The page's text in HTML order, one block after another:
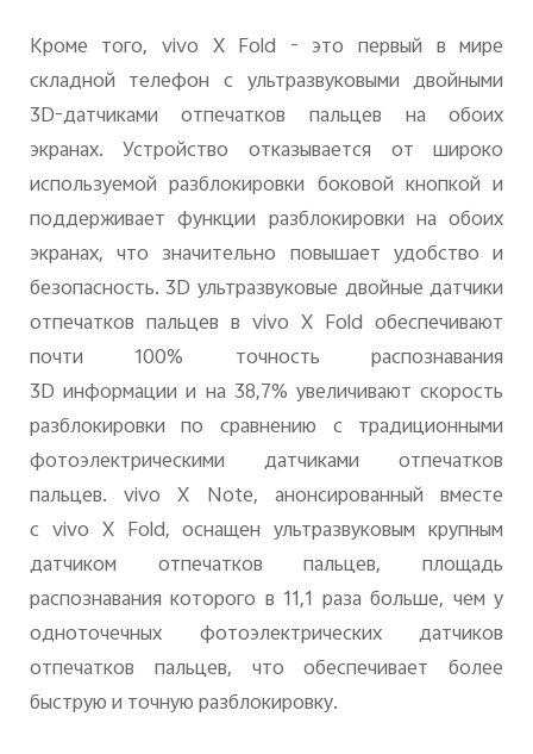
Кроме того,vivo X Fold - это первый в мире
складной телефон с ультразвуковыми двойными
3D-датчиками отпечатков пальцев на обоих
экранах. Устройство отказывается от широко
используемой разблокировки боковой кнопкой и
поддерживает функции разблокировки на обоих
экранах, что значительно повышает удобство и
безопасность. 3D ультразвуковые двойные датчики
отпечатков пальцев в vivo X Fold обеспечивают
почти 100% точность распознавания
3D информации и на 38,7% увеличивают скорость
разблокировки по сравнению с традиционными
фотоэлектрическими датчиками отпечатков
пальцев.vivo X Note, анонсированный вместе
с vivo X Fold, оснащен ультразвуковым крупным
датчиком отпечатков пальцев, площадь
распознавания которого в 11,1 раза больше, чем у
одноточечных фотоэлектрических датчиков
отпечатков пальцев, что обеспечивает более
быструю и точную разблокировку.